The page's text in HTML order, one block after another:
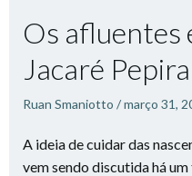
Os afluentes
Jacaré Pepira
Ruan Smaniotto /março 31,
A ideia de cuidar das
vem sendo discutida há